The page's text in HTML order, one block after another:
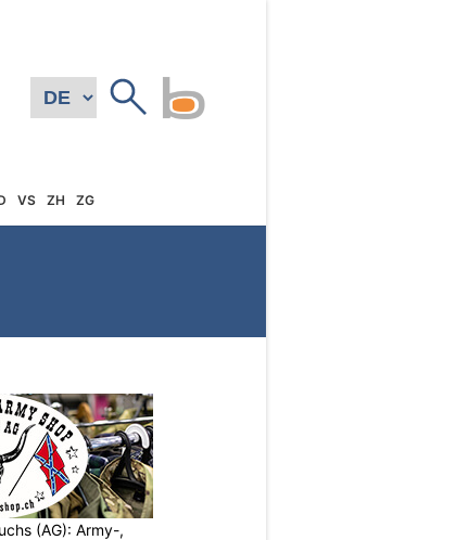
VS ZH ZG
(AG): Army-,